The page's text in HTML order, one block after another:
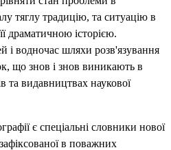
тяглу традицію, та ситуацію в
драматичною історією.
і водночас шляхи розв'язування
що знов і знов виникають в
та видавництвах наукової
є спеціальні словники нової
в поважних